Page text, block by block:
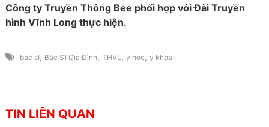
Công ty Truyền Thông Bee phối hợp với Đài Truyền
hình Vĩnh Long thực hiện.
bác sĩ, Bác Sĩ Gia Đình , THVL , y học , y khoa
TIN LIÊN QUAN